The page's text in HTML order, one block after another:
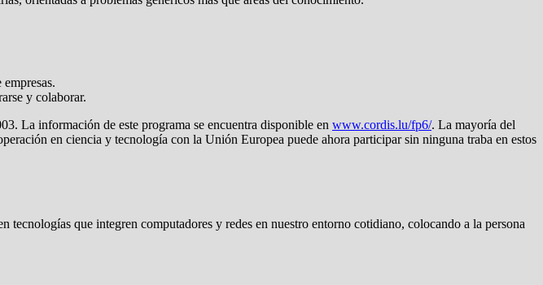
y colaborar.
La información de este programa se encuentra disponible en www.cordis.lu/fp6/. La mayoría del
en ciencia y tecnología con la Unión Europea puede ahora participar sin ninguna traba en estos
que integren computadores y redes en nuestro entorno cotidiano, colocando a la persona